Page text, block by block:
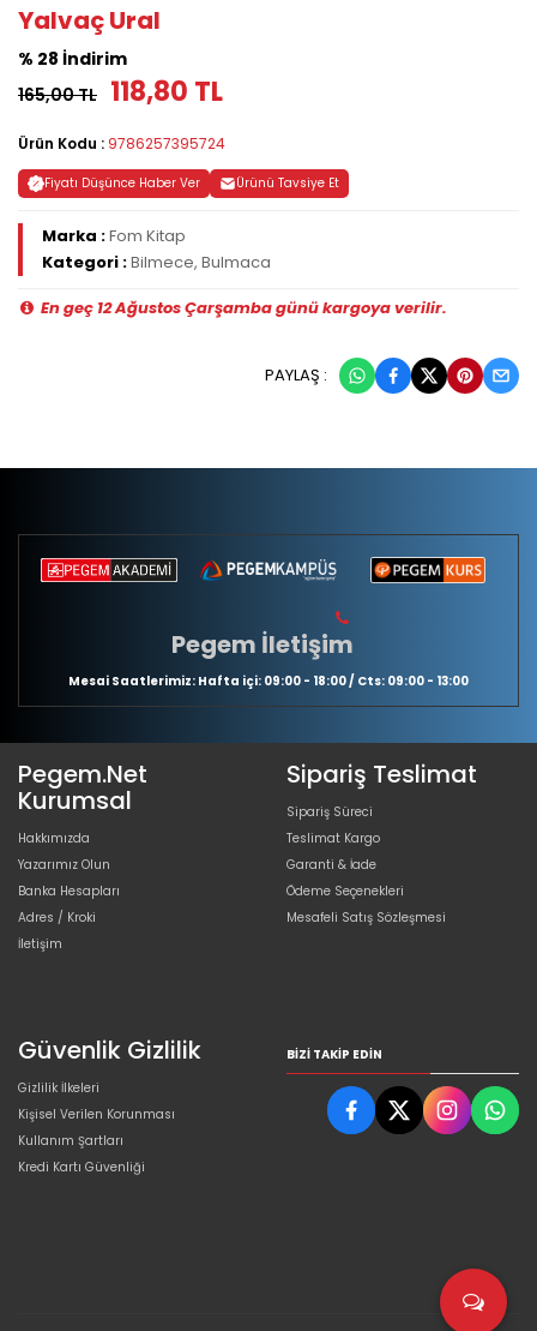
Yalvaç Ural
% 28 İndirim
165,00 TL 118,80 TL
Ürün Kodu : 9786257395724
Fiyatı Düşünce Haber Ver Ürünü Tavsiye Et
Marka :Fom Kitap
Kategori :Bilmece, Bulmaca
En geç 12 Ağustos Çarşamba günü kargoya verilir.
PAYLAŞ :
Pegem İletişim
Mesai Saatlerimiz: Hafta içi: 09:00 - 18:00 / Cts: 09:00 - 13:00
Pegem.Net
Kurumsal
Hakkımızda
Yazarımız Olun
Banka Hesapları
Adres / Kroki
İletişim
Sipariş Teslimat
Sipariş Süreci
Teslimat Kargo
Garanti & İade
Ödeme Seçenekleri
Mesafeli Satış Sözleşmesi
Güvenlik Gizlilik
Gizlilik İlkeleri
Kişisel Verilen Korunması
Kullanım Şartları
Kredi Kartı Güvenliği
BIZI TAKIP EDIN